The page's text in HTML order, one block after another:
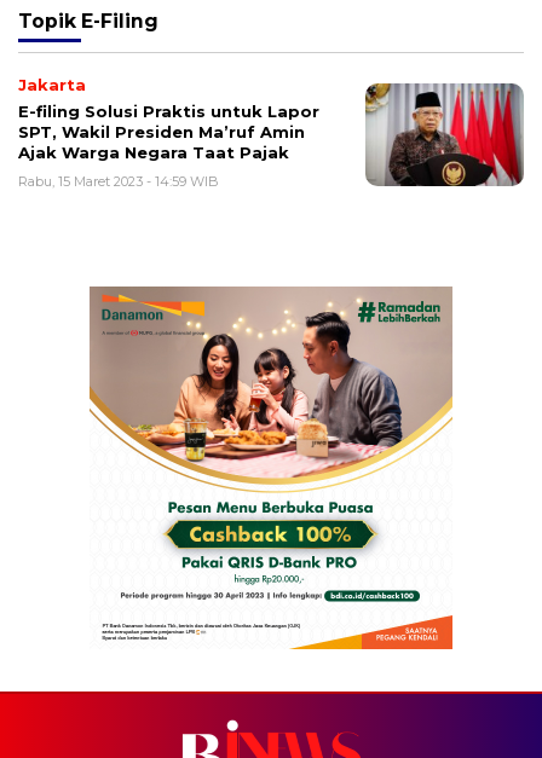
Topik E-Filing
Jakarta
E-filing Solusi Praktis untuk Lapor
SPT, Wakil Presiden Ma’ruf Amin
Ajak Warga Negara Taat Pajak
Rabu, 15 Maret 2023 - 14:59 WIB